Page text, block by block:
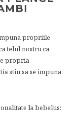
propriile
telul nostru ca
propria
stiu sa se impuna
la bebelus: